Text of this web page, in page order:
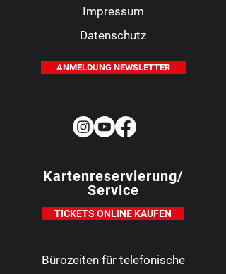
Impressum
Datenschutz
ANMELDUNG NEWSLETTER
Kartenreservierung/
Service
TICKETS ONLINE KAUFEN
Bürozeiten für telefonische